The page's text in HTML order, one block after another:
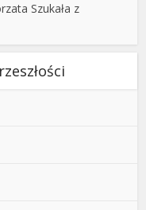
Szukała z